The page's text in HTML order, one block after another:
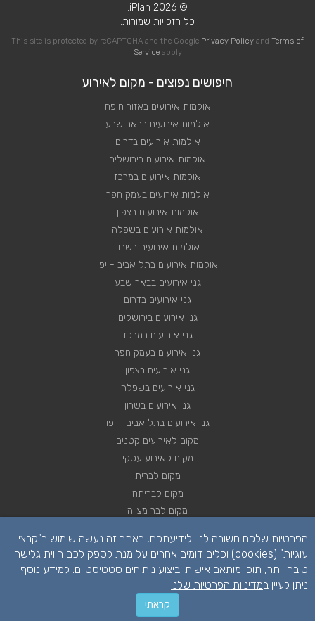
© 2026 iPlan.
כל הזכויות שמורות.
This site is protected by reCAPTCHA and the Google Privacy Policy and Terms of
Serviceapply
חיפושים נפוצים - מקום לאירוע
אולמות אירועים באזור חיפה
אולמות אירועים בבאר שבע
אולמות אירועים בדרום
אולמות אירועים בירושלים
אולמות אירועים במרכז
אולמות אירועים בעמק חפר
אולמות אירועים בצפון
אולמות אירועים בשפלה
אולמות אירועים בשרון
אולמות אירועים בתל אביב - יפו
גני אירועים בבאר שבע
גני אירועים בדרום
גני אירועים בירושלים
גני אירועים במרכז
גני אירועים בעמק חפר
גני אירועים בצפון
גני אירועים בשפלה
גני אירועים בשרון
גני אירועים בתל אביב - יפו
מקום לאירועים קטנים
מקום לאירוע עסקי
מקום לברית
מקום לבריתה
מקום לבר מצווה
מקום לחינה
מקום לכנסים
הפרטיות שלכם חשובה לנו. לידיעתכם, באתר זה נעשה שימוש ב"קבצי
עוגיות" (cookies) וכלים דומים אחרים על מנת לספק לכם חווית גלישה
טובה יותר, תוכן מותאם אישית וביצוע ניתוחים סטטיסטיים. למידע נוסף
ניתן לעיין במדיניות הפרטיות שלנו
קראתי